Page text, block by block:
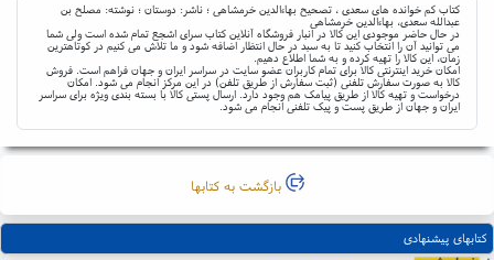
کتاب کم خوانده های سعدی ، تصحیح بهاءالدین خرمشاهی ؛ ناشر: دوستان ؛ نوشته: مصلح بن
عبدالله سعدی، بهاءالدین خرمشاهی
در حال حاضر موجودی این کالا در انبار فروشگاه آنلاین کتاب سرای اشجع تمام شده است ولی شما
می توانید آن را انتخاب کنید تا به سبد در حال انتظار اضافه شود و ما تلاش می کنیم در کوتاهترین
زمان، این کالا را تهیه کرده و به شما اطلاع دهیم.
امکان خرید اینترنتی کالا برای تمام کاربران عضو سایت در سراسر ایران و جهان فراهم است. فروش
کالا به صورت سفارش تلفنی (ثبت سفارش از طریق تلفن) در این مرکز انجام می شود. امکان
درخواست و تهیه کالا از طریق پیامک هم وجود دارد. ارسال پستی کالا با بسته بندی ویژه برای سراسر
ایران و جهان از طریق پست و پیک تلفنی انجام می شود.
بازگشت به کتابها
کتابهای پیشنهادی